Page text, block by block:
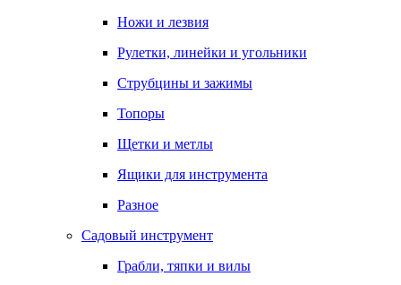
Ножи и лезвия
Рулетки, линейки и угольники
Струбцины и зажимы
Топоры
Щетки и метлы
Ящики для инструмента
Разное
Садовый инструмент
Грабли, тяпки и вилы